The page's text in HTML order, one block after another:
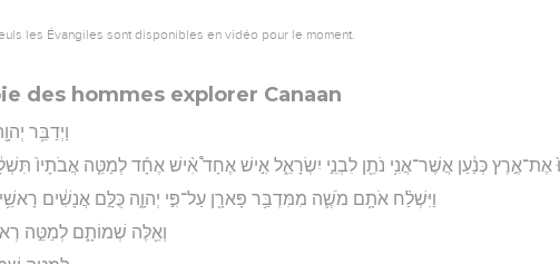
les Évangiles sont disponibles en vidéo pour le moment.
des hommes explorer Canaan
וַיְדַבֵּ֥ר
אֶת־אֶ֣רֶץ כְּנַ֔עַן אֲשֶׁר־אֲנִ֥י נֹתֵ֖ן לִבְנֵ֣י יִשְׂרָאֵ֑ל אִ֣ישׁ אֶחָד֩ אִ֨ישׁ אֶחָ֜ד לְמַטֵּ֤ה אֲבֹתָיו֙
וַיִּשְׁלַ֨ח אֹתָ֥ם מֹשֶׁ֛ה מִמִּדְבַּ֥ר פָּארָ֖ן עַל־פִּ֣י יְהוָ֑ה כֻּלָּ֣ם אֲנָשִׁ֔ים רָאשֵׁ֥י
וְאֵ֖לֶּה שְׁמוֹתָ֑ם לְמַטֵּ֣ה